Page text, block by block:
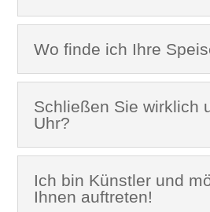
Wo finde ich Ihre
Schließen Sie wirklich
Uhr?
Ich bin Künstler und
Ihnen auftreten!